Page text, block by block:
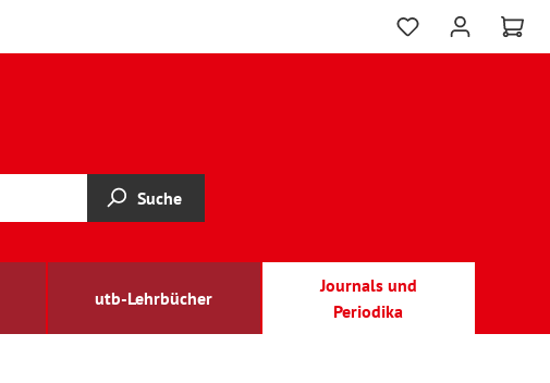
Suche
utb-Lehrbücher
Journals und
Periodika